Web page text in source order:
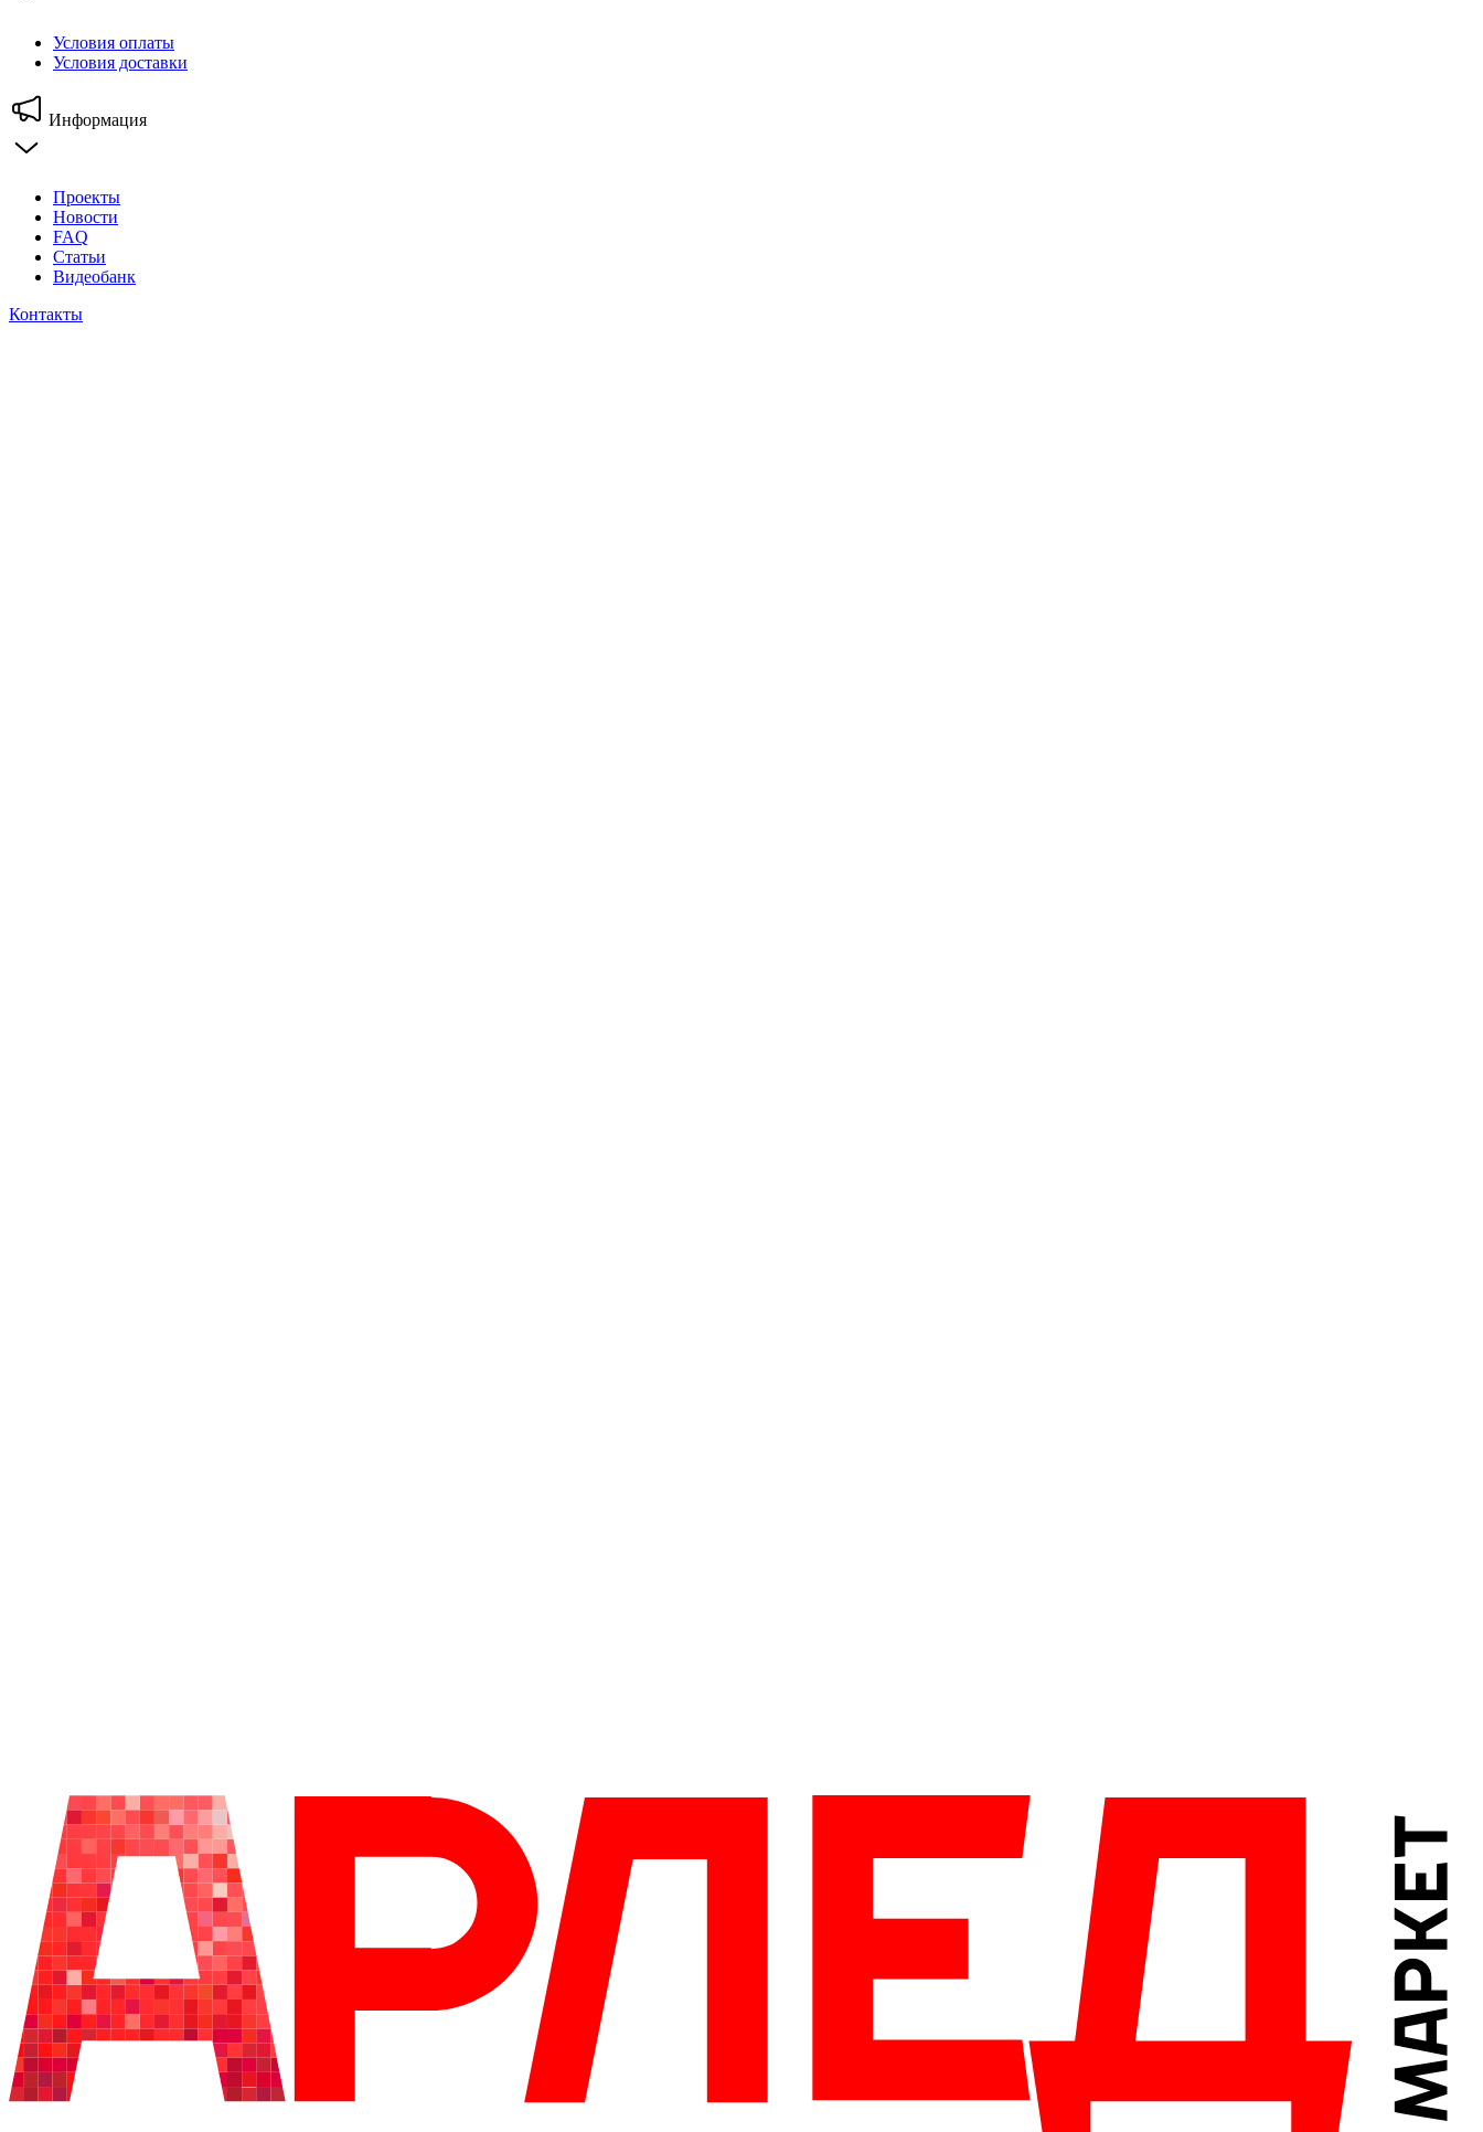
Условия оплаты
Условия доставки
Информация
Проекты
Новости
FAQ
Статьи
Видеобанк
Контакты